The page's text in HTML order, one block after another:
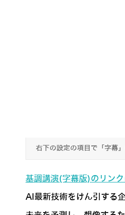
右下の設定の項目で「字幕
基調講演(字幕版)のリン
AI最新技術をけん引する